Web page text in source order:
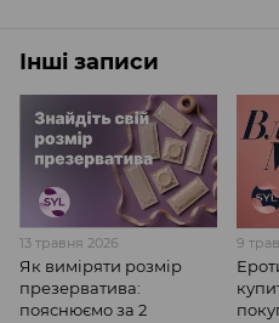
Інші записи
13 травня 2026
Як виміряти розмір
презерватива:
пояснюємо за 2
9